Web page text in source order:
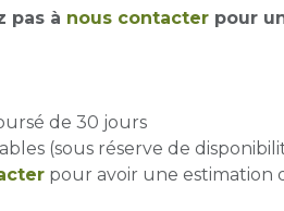
pas à nous contacter pour
de 30 jours
(sous réserve de
pour avoir une estimation